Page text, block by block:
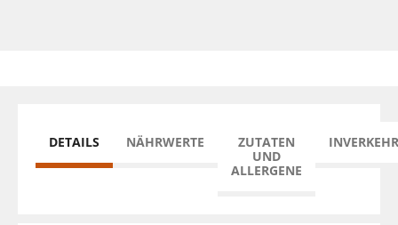
DETAILS NÄHRWERTE
ZUTATEN
UND
ALLERGENE